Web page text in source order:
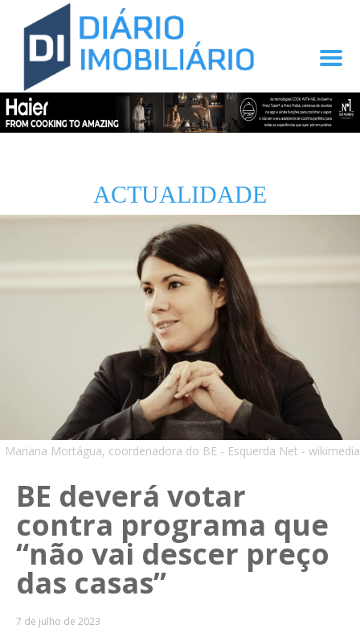
ACTUALIDADE
Mariana Mortágua, coordenadora do BE - Esquerda Net - wikimedia
BE deverá votar
contra programa que
“não vai descer preço
das casas”
7 de julho de 2023